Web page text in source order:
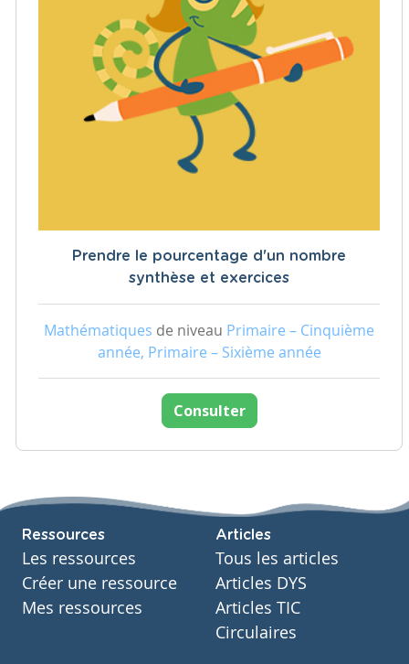
Prendre le pourcentage d'un nombre
synthèse et exercices
Mathématiques de niveau Primaire – Cinquième
année, Primaire – Sixième année
Consulter
Ressources
Les ressources
Créer une ressource
Mes ressources
Articles
Tous les articles
Articles DYS
Articles TIC
Circulaires